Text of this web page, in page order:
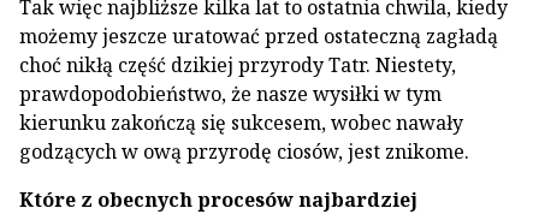
Tak więc najbliższe kilka lat to ostatnia chwila, kiedy
możemy jeszcze uratować przed ostateczną zagładą
choć nikłą część dzikiej przyrody Tatr. Niestety,
prawdopodobieństwo, że nasze wysiłki w tym
kierunku zakończą się sukcesem, wobec nawały
godzących w ową przyrodę ciosów, jest znikome.
Które z obecnych procesów najbardziej